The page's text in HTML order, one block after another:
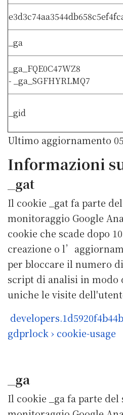
_ga
_ga_FQE0C47WZ8
- _ga_SGFHYRLMQ7
_gid
Ultimo aggiornamento
Informazioni
_gat
Il cookie _gat fa parte
monitoraggio Google
cookie che scade dopo
creazione o
per bloccare il numero
script di analisi in modo
uniche le visite
gdprlock › cookie-usage
_ga
Il cookie _ga fa parte